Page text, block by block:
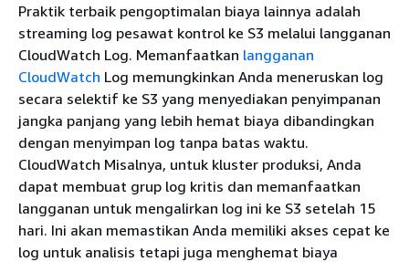
Praktik terbaik pengoptimalan biaya lainnya adalah
streaming log pesawat kontrol ke S3 melalui langganan
CloudWatch Log. Memanfaatkan langganan
CloudWatch Log memungkinkan Anda meneruskan log
secara selektif ke S3 yang menyediakan penyimpanan
jangka panjang yang lebih hemat biaya dibandingkan
dengan menyimpan log tanpa batas waktu.
CloudWatch Misalnya, untuk kluster produksi, Anda
dapat membuat grup log kritis dan memanfaatkan
langganan untuk mengalirkan log ini ke S3 setelah 15
hari. Ini akan memastikan Anda memiliki akses cepat ke
log untuk analisis tetapi juga menghemat biaya